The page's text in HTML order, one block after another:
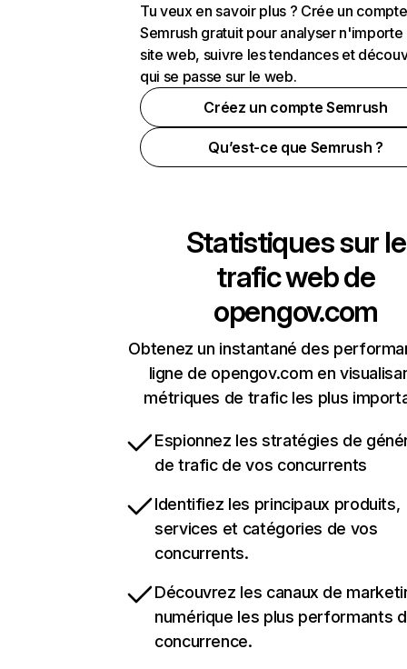
Tu veux en savoir plus ? Crée un compte
Semrush gratuit pour analyser n'importe
site web, suivre les tendances et
qui se passe sur le web.
Créez un compte Semrush
Qu’est-ce que Semrush ?
Statistiques sur le
trafic web de
opengov.com
Obtenez un instantané des
ligne de opengov.com en
métriques de trafic les plus
Espionnez les stratégies de
de trafic de vos concurrents
Identifiez les principaux produits,
services et catégories de vos
concurrents.
Découvrez les canaux de
numérique les plus performants
concurrence.